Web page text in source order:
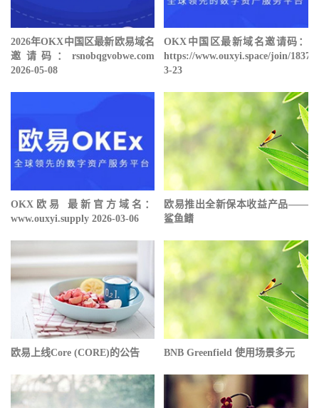
2026年OKX中国区最新欧易域名
邀请码：rsnobqgvobwe.com
2026-05-08
OKX中国区最新域名邀请码：
https://www.ouxyi.space/join/
3-23
OKX欧易 最新官方域名：
www.ouxyi.supply 2026-03-06
欧易推出全新保本收益产品——
鲨鱼鳍
欧易上线Core (CORE)的公告 BNB Greenfield 使用场景多元